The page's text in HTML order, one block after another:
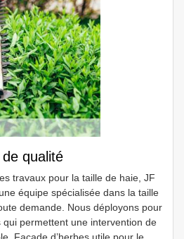
qualité
travaux pour la taille de haie, JF
équipe spécialisée dans la taille
demande. Nous déployons pour
permettent une intervention de